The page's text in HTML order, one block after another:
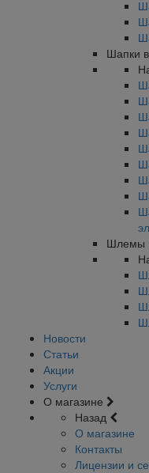
Шапки
Шлемы
Новости
Статьи
Акции
Услуги
О магазине
Назад
О магазине
Контакты
Лицензии и